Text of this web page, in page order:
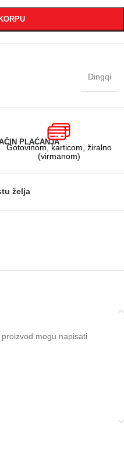
Dingqi
PLAĆANJA
Gotovinom, karticom, žiralno
(virmanom)
želja
mogu napisati